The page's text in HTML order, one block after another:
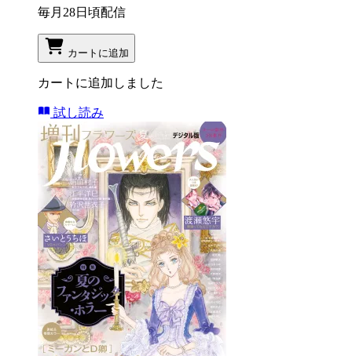
毎月28日頃配信
カートに追加
カートに追加しました
試し読み